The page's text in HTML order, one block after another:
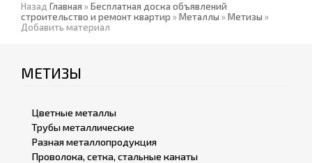
Назад Главная »Бесплатная доска объявлений
строительство и ремонт квартир »Металлы »Метизы »
Добавить материал
МЕТИЗЫ
Цветные металлы
Трубы металлические
Разная металлопродукция
Проволока, сетка, стальные канаты